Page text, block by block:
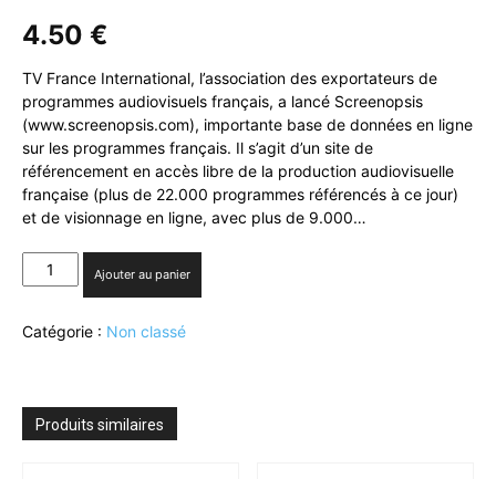
4.50 €
TV France International, l’association des exportateurs de
programmes audiovisuels français, a lancé Screenopsis
(www.screenopsis.com), importante base de données en ligne
sur les programmes français. Il s’agit d’un site de
référencement en accès libre de la production audiovisuelle
française (plus de 22.000 programmes référencés à ce jour)
et de visionnage en ligne, avec plus de 9.000…
quantité
de
France
Ajouter au panier
Catégorie : Non classé
Produits similaires